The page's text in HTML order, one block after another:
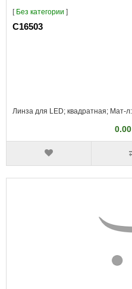
[ Без категории ]
C16503
Линза для LED; квадратная; Мат-л: